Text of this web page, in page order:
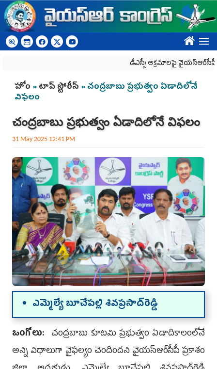
Skip to main content
????
డీఎస్సీ అక్రమాలపై వైయ‌స్ఆర్‌సీపీ
You are here
హోం »టాప్ స్టోరీస్ » చంద్రబాబు ప్రభుత్వం ఏడాదిలోనే
విఫ‌లం
చంద్రబాబు ప్రభుత్వం ఏడాదిలోనే విఫ‌లం
31 May 2025 12:41 PM
ఎమ్మెల్యే బూచేపల్లి శివ‌ప్ర‌సాద్‌రెడ్డి
ఒంగోలు: చంద్ర‌బాబు కూట‌మి ప్ర‌భుత్వం ఏడాదికాలంలోనే
అన్ని విధాలుగా వైఫ‌ల్యం చెందింద‌ని వైయ‌స్ఆర్‌సీపీ ప్ర‌కాశం